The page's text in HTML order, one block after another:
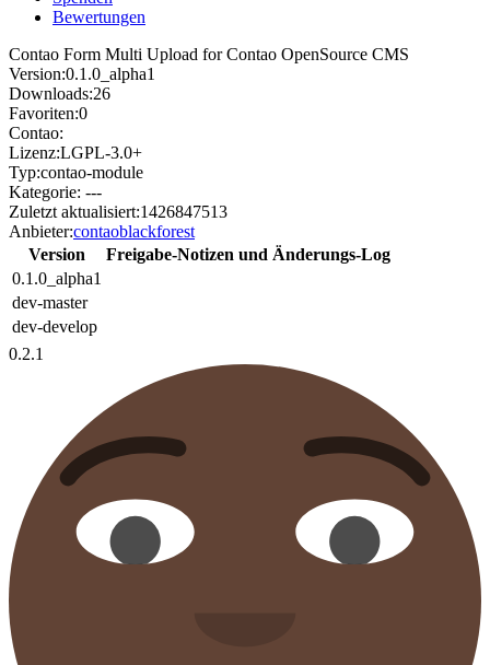
Bewertungen
Contao Form Multi Upload for Contao OpenSource CMS
Version:0.1.0_alpha1
Downloads:26
Favoriten:0
Contao:
Lizenz:LGPL-3.0+
Typ:contao-module
Kategorie: ---
Zuletzt aktualisiert:1426847513
Anbieter:contaoblackforest
Version
Freigabe-Notizen und Änderungs-Log
0.1.0_alpha1
dev-master
dev-develop
0.2.1